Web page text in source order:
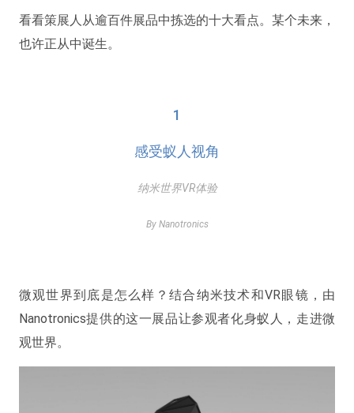
看看策展人从逾百件展品中拣选的十大看点。某个未来，
也许正从中诞生。
1
感受蚁人视角
纳米世界VR体验
By Nanotronics
微观世界到底是怎么样？结合纳米技术和VR眼镜，由
Nanotronics提供的这一展品让参观者化身蚁人，走进微
观世界。